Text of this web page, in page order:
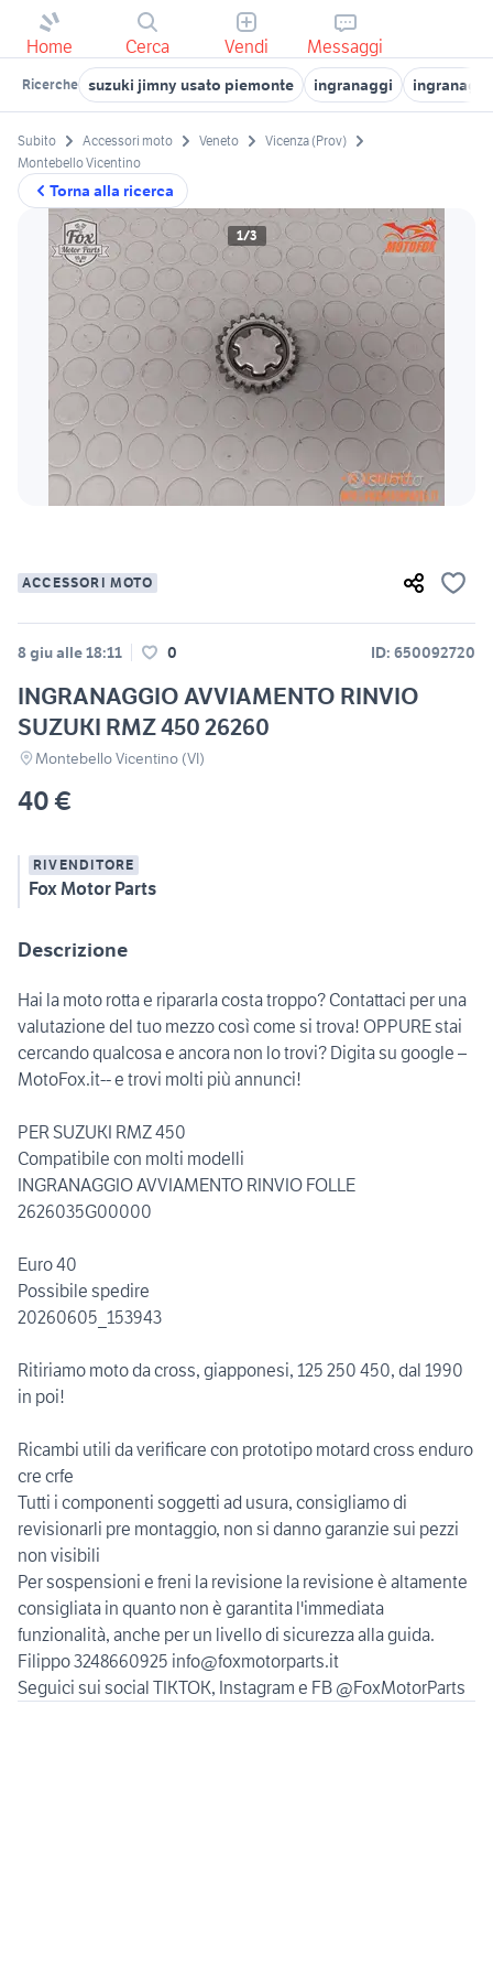
Home Cerca Vendi Messaggi
Ricerche suzuki jimny usato piemonte ingranaggi
Torna alla ricerca
Subito Accessori moto Veneto
Vicenza (Prov)
Montebello Vicentino
1/3
ACCESSORI MOTO
8 giu alle 18:11 0 ID: 650092720
INGRANAGGIO AVVIAMENTO RINVIO
SUZUKI RMZ 450 26260
Montebello Vicentino (VI)
40 €
RIVENDITORE
Fox Motor Parts
Descrizione
Hai la moto rotta e ripararla costa troppo? Contattaci per una
valutazione del tuo mezzo così come si trova! OPPURE stai
cercando qualcosa e ancora non lo trovi? Digita su google –
MotoFox.it-- e trovi molti più annunci!
PER SUZUKI RMZ 450
Compatibile con molti modelli
INGRANAGGIO AVVIAMENTO RINVIO FOLLE
2626035G00000
Euro 40
Possibile spedire
20260605_153943
Ritiriamo moto da cross, giapponesi, 125 250 450, dal 1990
in poi!
Ricambi utili da verificare con prototipo motard cross enduro
cre crfe
Tutti i componenti soggetti ad usura, consigliamo di
revisionarli pre montaggio, non si danno garanzie sui pezzi
non visibili
Per sospensioni e freni la revisione la revisione è altamente
consigliata in quanto non è garantita l'immediata
funzionalità, anche per un livello di sicurezza alla guida.
Filippo 3248660925 info@foxmotorparts.it